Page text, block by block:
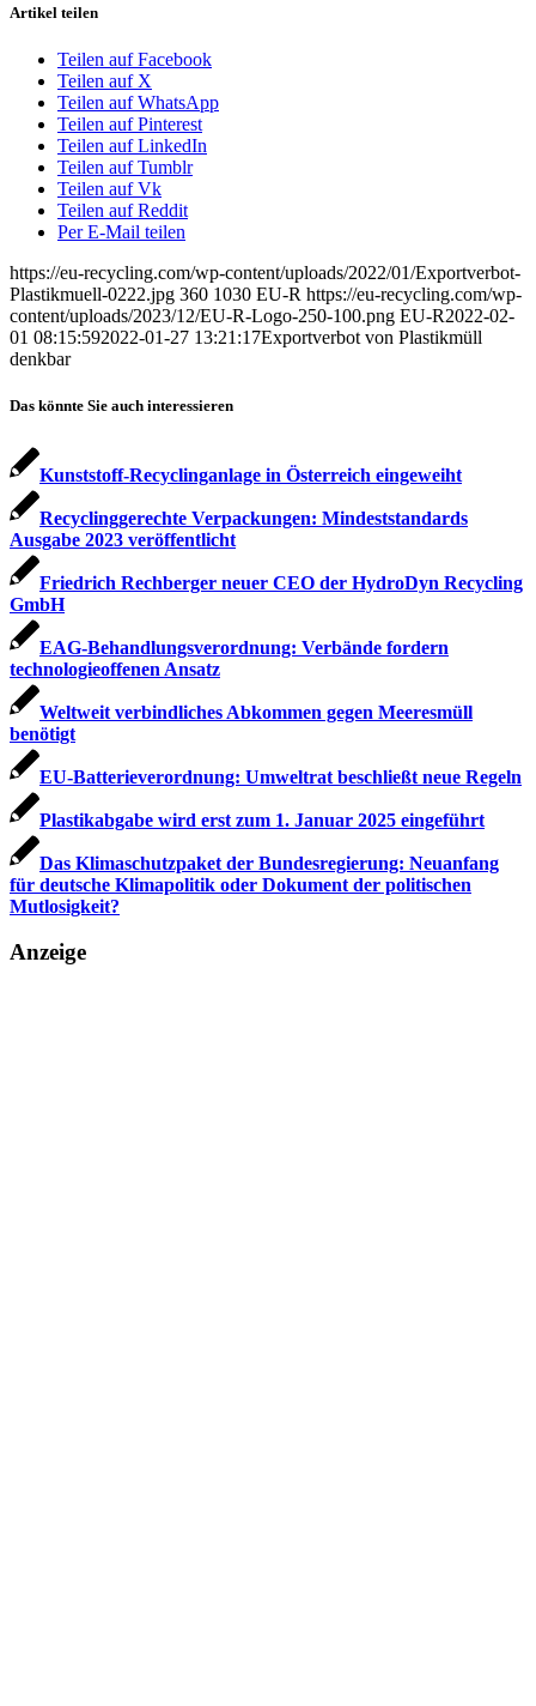
Artikel teilen
Teilen auf Facebook
Teilen auf X
Teilen auf WhatsApp
Teilen auf Pinterest
Teilen auf LinkedIn
Teilen auf Tumblr
Teilen auf Vk
Teilen auf Reddit
Per E-Mail teilen
https://eu-recycling.com/wp-content/uploads/2022/01/Exportverbot-
Plastikmuell-0222.jpg 360 1030 EU-R https://eu-recycling.com/wp-
content/uploads/2023/12/EU-R-Logo-250-100.png EU-R2022-02-
01 08:15:592022-01-27 13:21:17Exportverbot von Plastikmüll
denkbar
Das könnte Sie auch interessieren
Kunststoff-Recyclinganlage in Österreich eingeweiht
Recyclinggerechte Verpackungen: Mindeststandards
Ausgabe 2023 veröffentlicht
Friedrich Rechberger neuer CEO der HydroDyn Recycling
GmbH
EAG-Behandlungsverordnung: Verbände fordern
technologieoffenen Ansatz
Weltweit verbindliches Abkommen gegen Meeresmüll
benötigt
EU-Batterieverordnung: Umweltrat beschließt neue Regeln
Plastikabgabe wird erst zum 1. Januar 2025 eingeführt
Das Klimaschutzpaket der Bundesregierung: Neuanfang
für deutsche Klimapolitik oder Dokument der politischen
Mutlosigkeit?
Anzeige